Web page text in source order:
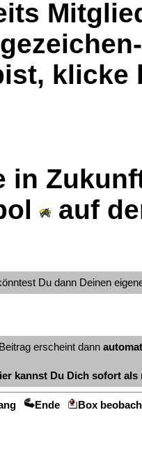
klicke
in
auf
Du dann Deinen
erscheint dann
kannst Du Dich sofort
Ende Box